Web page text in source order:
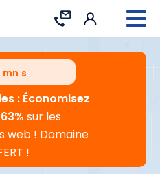
Contact Connexion
mn s
: Économisez
sur les
web ! Domaine
!